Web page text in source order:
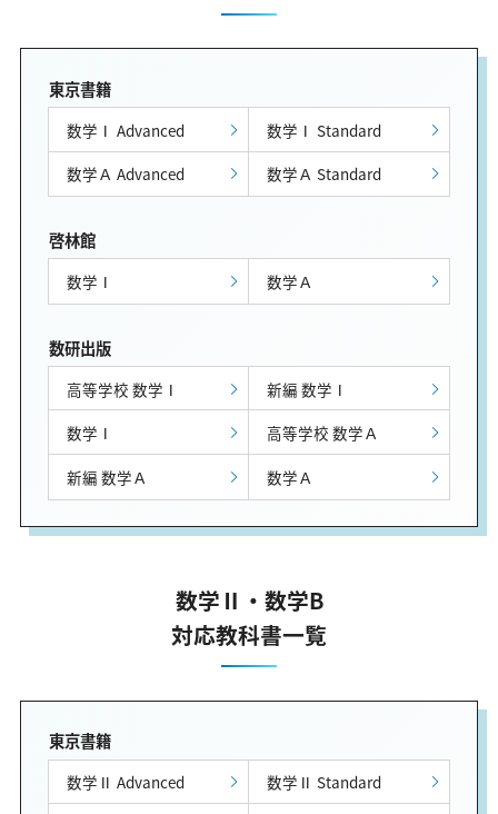
東京書籍
数学Ⅰ Advanced
数学Ⅰ Standard
数学Ａ Advanced
数学Ａ Standard
啓林館
数学Ⅰ 数学Ａ
数研出版
高等学校 数学Ⅰ
新編 数学Ⅰ
数学Ⅰ
高等学校 数学Ａ
新編 数学Ａ
数学Ａ
数学Ⅱ・数学B
対応教科書一覧
東京書籍
数学Ⅱ Advanced
数学Ⅱ Standard